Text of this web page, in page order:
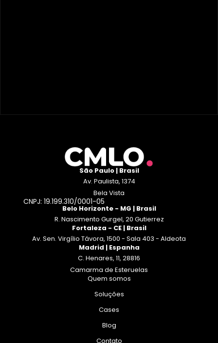
São Paulo | Brasil
Av. Paulista, 1374
Bela Vista
CNPJ: 19.199.310/0001-05
Belo Horizonte - MG | Brasil
R. Nascimento Gurgel, 20 Gutierrez
Fortaleza - CE | Brasil
Av. Sen. Virgílio Távora, 1500 - Sala 403 - Aldeota
Madrid | Espanha
C. Henares, 11, 28816
Camarma de Esteruelas
Quem somos
Soluções
Cases
Blog
Contato